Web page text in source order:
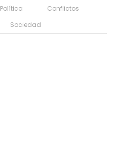
Política
Conflictos
Sociedad